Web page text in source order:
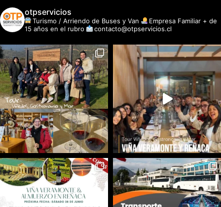
otpservicios
Turismo / Arriendo de Buses y Van
Empresa Familiar + de
15 años en el rubro
contacto@otpservicios.cl